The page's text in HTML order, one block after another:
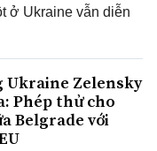
ở Ukraine vẫn diễn
Ukraine Zelensky
Phép thử cho
Belgrade với